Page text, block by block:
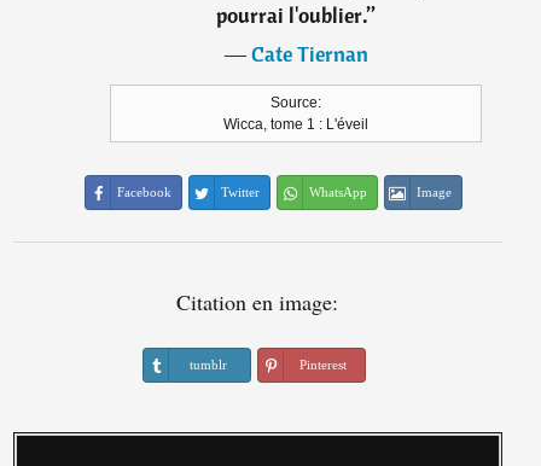
pourrai l'oublier.”
―Cate Tiernan
Source:
Wicca, tome 1 : L'éveil
Facebook Twitter WhatsApp Image
Citation en image:
tumblr Pinterest